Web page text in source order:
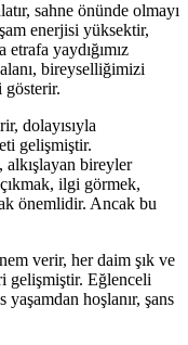
sahne önünde olmayı
enerjisi yüksektir,
yaydığımız
bireyselliğimizi
dolayısıyla
gelişmiştir.
alkışlayan bireyler
ilgi görmek,
önemlidir. Ancak bu
verir, her daim şık ve
gelişmiştir. Eğlenceli
hoşlanır, şans